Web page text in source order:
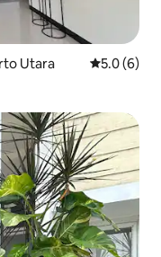
Utara
5.0 (6)